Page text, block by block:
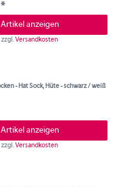
Artikel anzeigen
zzgl.Versandkosten
- Hat Sock, Hüte - schwarz / weiß
Artikel anzeigen
zzgl.Versandkosten